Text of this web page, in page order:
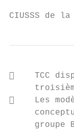
CIUSSS
    TCC
    Les
groupe